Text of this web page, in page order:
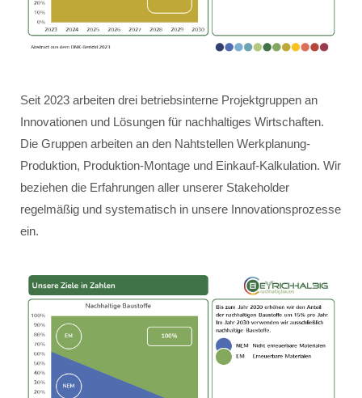
Seit 2023 arbeiten drei betriebsinterne Projektgruppen an
Innovationen und Lösungen für nachhaltiges Wirtschaften.
Die Gruppen arbeiten an den Nahtstellen Werkplanung-
Produktion, Produktion-Montage und Einkauf-Kalkulation. Wir
beziehen die Erfahrungen aller unserer Stakeholder
regelmäßig und systematisch in unsere Innovationsprozesse
ein.